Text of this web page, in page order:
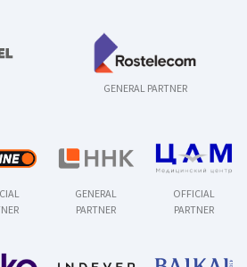
GENERAL PARTNER
GENERAL
PARTNER
OFFICIAL
PARTNER